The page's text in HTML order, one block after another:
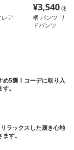
ア
¥3,540(税
柄 パンツ リー
ドパンツ
め5選！コーデに取り入
。
ラックスした履き心地
す。